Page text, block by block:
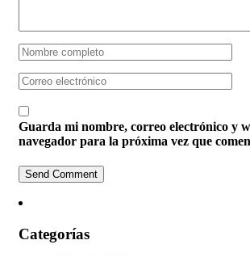
Guarda mi nombre, correo electrónico y
navegador para la próxima vez que
Categorías